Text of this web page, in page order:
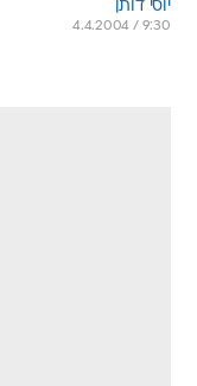
יוסי דותן
4.4.2004 / 9:30